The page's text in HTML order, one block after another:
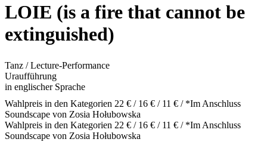
LOIE (is a fire that cannot be
extinguished)
Tanz / Lecture-Performance
Uraufführung
in englischer Sprache
Wahlpreis in den Kategorien 22 € / 16 € / 11 € / *Im Anschluss
Soundscape von Zosia Hołubowska
Wahlpreis in den Kategorien 22 € / 16 € / 11 € / *Im Anschluss
Soundscape von Zosia Hołubowska